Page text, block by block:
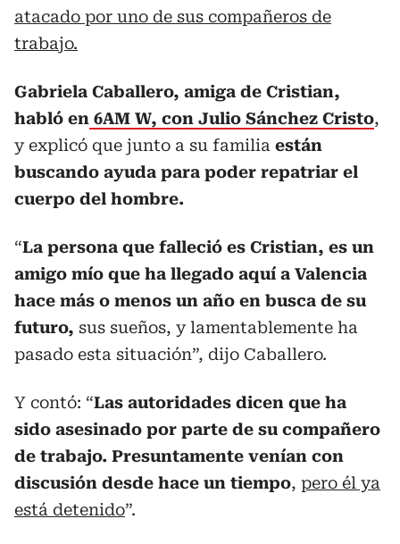
atacado por uno de sus compañeros de
trabajo.
Gabriela Caballero, amiga de Cristian,
habló en 6AM W, con Julio Sánchez Cristo,
y explicó que junto a su familia están
buscando ayuda para poder repatriar el
cuerpo del hombre.
“La persona que falleció es Cristian, es un
amigo mío que ha llegado aquí a Valencia
hace más o menos un año en busca de su
futuro, sus sueños, y lamentablemente ha
pasado esta situación”, dijo Caballero.
Y contó: “Las autoridades dicen que ha
sido asesinado por parte de su compañero
de trabajo. Presuntamente venían con
discusión desde hace un tiempo, pero él ya
está detenido”.